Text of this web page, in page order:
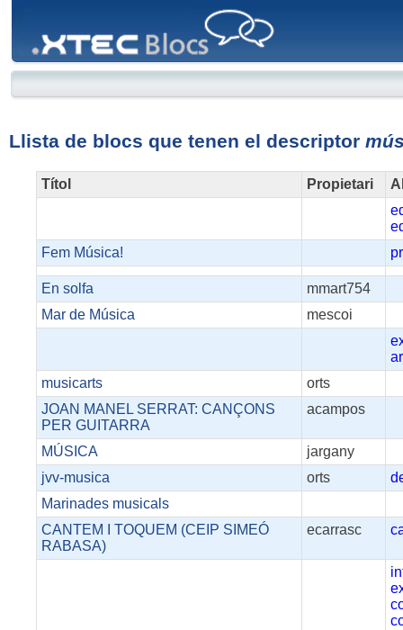
Llista de blocs que tenen el descriptor
Títol Propietari
Fem Música!
En solfa
mmart754
Mar de Música
mescoi
musicarts
orts
JOAN MANEL SERRAT: CANÇONS
PER GUITARRA
acampos
MÚSICA
jargany
jvv-musica
orts
Marinades musicals
CANTEM I TOQUEM (CEIP SIMEÓ
RABASA)
ecarrasc